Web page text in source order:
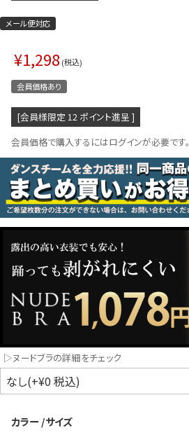
ラ・ニップレス
LINE連携でクーポンもらえる!!
同一商品まとめ買いキャンペーン
メール便対応
¥1,298 税込
会員価格あり
[会員様限定 12 ポイント進呈 ]
会員価格で購入するにはログインが必要です。
▷ヌードブラの詳細をチェック
カラー サイズ